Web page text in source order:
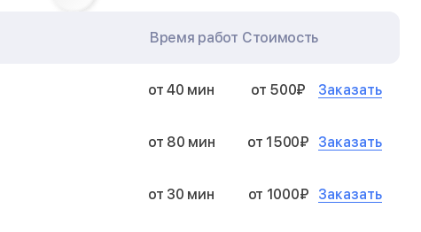
Время работ Стоимость
от 40 мин от 500₽ Заказать
от 80 мин от 1500₽ Заказать
от 30 мин от 1000₽ Заказать